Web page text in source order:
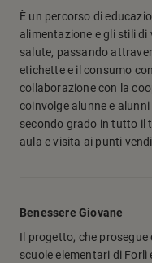
È un percorso di
alimentazione e gli stili
salute, passando
etichette e il consumo
collaborazione con la
coinvolge alunne e
secondo grado in tutto il
aula e visita ai punti
Benessere Giovane
Il progetto, che
scuole elementari di